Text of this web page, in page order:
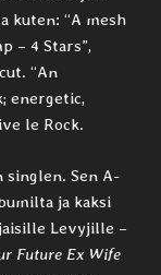
kuten: “A mesh
– 4 Stars”,
“An
energetic,
le Rock.
singlen. Sen A-
ja kaksi
Levyjille –
Future Ex Wife